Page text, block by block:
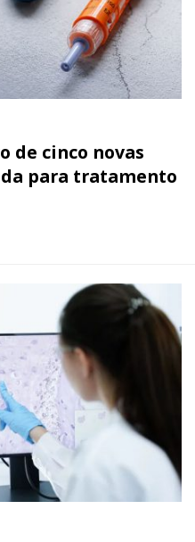
de cinco novas
para tratamento